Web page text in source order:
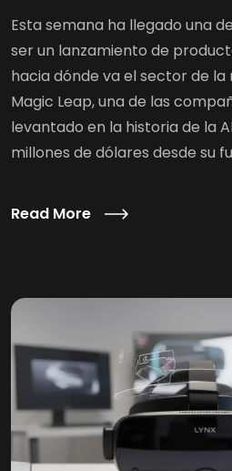
Esta semana ha llegado una
ser un lanzamiento de
hacia dónde va el sector de
Magic Leap, una de las
levantado en la historia de la
millones de dólares desde su
Read More